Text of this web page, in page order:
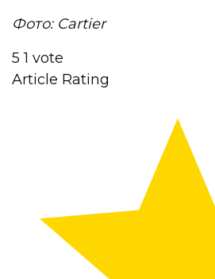
Фото: Cartier
5 1 vote
Article Rating